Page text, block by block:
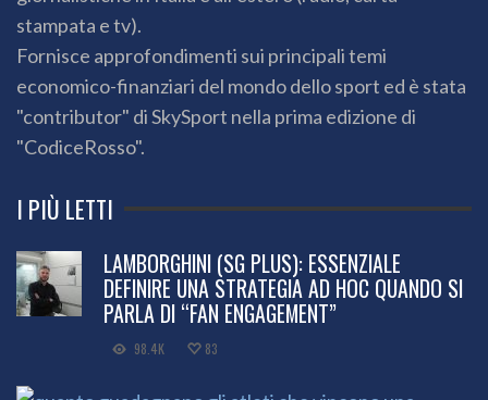
stampata e tv).
Fornisce approfondimenti sui principali temi
economico-finanziari del mondo dello sport ed è stata
"contributor" di SkySport nella prima edizione di
"CodiceRosso".
I PIÙ LETTI
LAMBORGHINI (SG PLUS): ESSENZIALE
DEFINIRE UNA STRATEGIA AD HOC QUANDO SI
PARLA DI “FAN ENGAGEMENT”
98.4K 83